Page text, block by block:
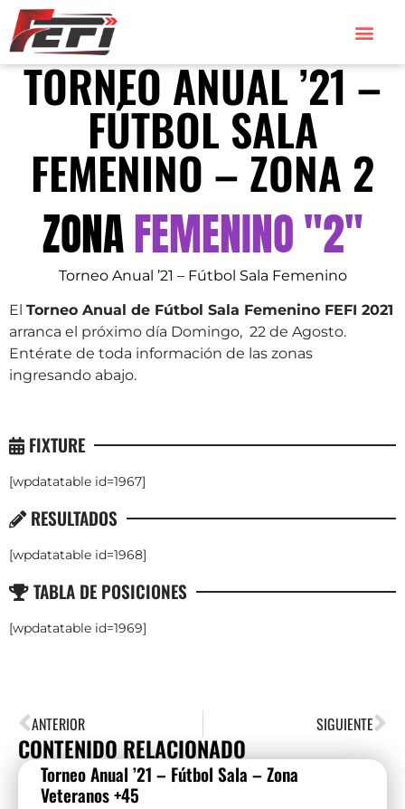
TORNEO ANUAL ’21 –
FÚTBOL SALA
FEMENINO – ZONA 2
ZONAFEMENINO "2"
Torneo Anual ’21 – Fútbol Sala Femenino
El Torneo Anual de Fútbol Sala Femenino FEFI 2021
arranca el próximo día Domingo, 22 de Agosto.
Entérate de toda información de las zonas
ingresando abajo.
FIXTURE
[wpdatatable id=1967]
RESULTADOS
[wpdatatable id=1968]
TABLA DE POSICIONES
[wpdatatable id=1969]
ANTERIOR SIGUIENTE
CONTENIDO RELACIONADO
Torneo Anual ’21 – Fútbol Sala – Zona
Veteranos +45